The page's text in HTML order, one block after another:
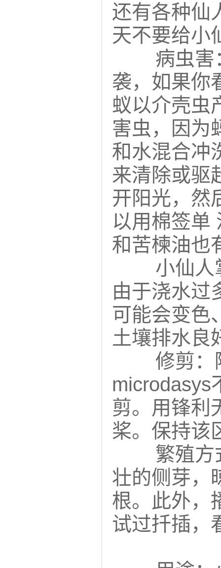
还有各种仙
天不要给小
病虫害
袭，如果你
蚁以介壳虫
害虫，因为
和水混合冲
来清除或驱
开阳光，然
以用棉签单
和苦楝油也
小仙人
由于浇水过
可能会变色
土壤排水良
修剪：
microdasys
剪。用锋利
桨。保持该
繁殖方
壮的侧芽，
根。此外，
试过扦插，